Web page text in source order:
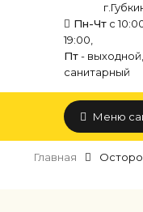
Пн-Чт с
19:00,
Пт-
санитарный
Меню
Главная